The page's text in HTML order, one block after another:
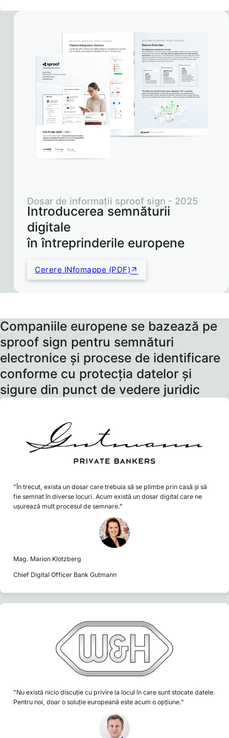
Introducerea semnăturii
digitale
în întreprinderile europene
Dosar de informații sproof sign - 2025
Cerere INfomappe (PDF)
Companiile europene se bazează pe
sproof sign pentru semnături
electronice și procese de identificare
conforme cu protecția datelor și
sigure din punct de vedere juridic
"În trecut, exista un dosar care trebuia să se plimbe prin casă și să
fie semnat în diverse locuri. Acum există un dosar digital care ne
ușurează mult procesul de semnare."
Mag. Marion Klotzberg
Chief Digital Officer Bank Gutmann
"Nu există nicio discuție cu privire la locul în care sunt stocate datele.
Pentru noi, doar o soluție europeană este acum o opțiune."